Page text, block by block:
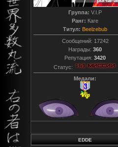
Группа: V.I.P
Ранг: Каге
Титул: Beelzebub
Сообщений: 17242
Награды: 360
Репутация: 3420
Статус:
Медали:
EDDE